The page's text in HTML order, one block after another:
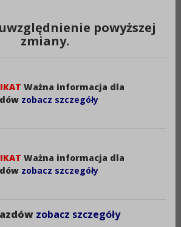
WIECZYSTEGO
GRUNTOWEJ STANOWIĄCEJ
Rolnictwa i Ochrony
o pozwoleniu na budowę
powyższej
zmiany.
Ważna informacja dla
zobacz szczegóły
Ważna informacja dla
zobacz szczegóły
zobacz szczegóły